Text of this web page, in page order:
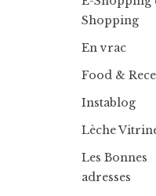
Shopping
En vrac
Food &
Instablog
Lèche
Les Bonnes
adresses